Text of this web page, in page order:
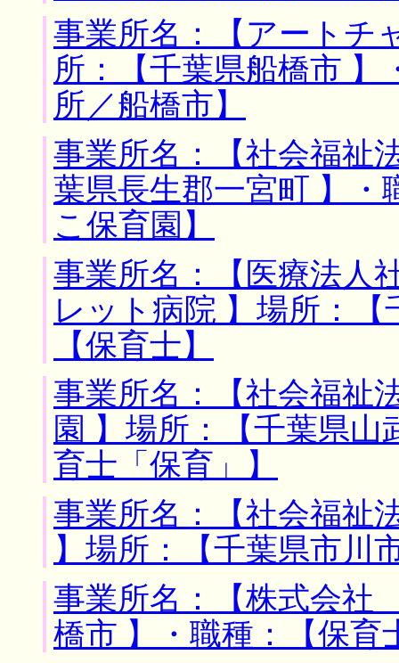
事業所名：【アート
所：【千葉県船橋市 】
所／船橋市】
事業所名：【社会福祉
葉県長生郡一宮町 】・
こ保育園】
事業所名：【医療法
レット病院 】場所：
【保育士】
事業所名：【社会福
園 】場所：【千葉県
育士「保育」】
事業所名：【社会福祉
】場所：【千葉県市川
事業所名：【株式会社
橋市 】・職種：【保育